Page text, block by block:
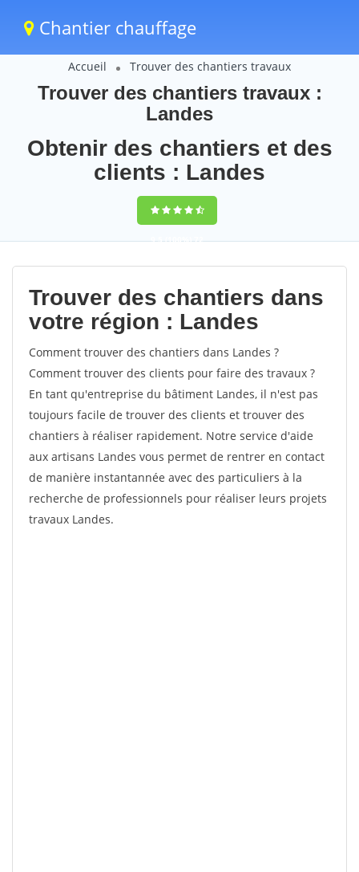
Chantier chauffage
Accueil Trouver des chantiers travaux
Trouver des chantiers travaux :
Landes
Obtenir des chantiers et des
clients : Landes
9,5(100%)72
votes
Trouver des chantiers dans
votre région : Landes
Comment trouver des chantiers dans Landes ?
Comment trouver des clients pour faire des travaux ?
En tant qu'entreprise du bâtiment Landes, il n'est pas
toujours facile de trouver des clients et trouver des
chantiers à réaliser rapidement. Notre service d'aide
aux artisans Landes vous permet de rentrer en contact
de manière instantannée avec des particuliers à la
recherche de professionnels pour réaliser leurs projets
travaux Landes.